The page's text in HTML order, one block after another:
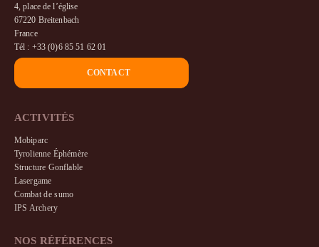
4, place de l’église
67220 Breitenbach
France
Tél : +33 (0)6 85 51 62 01
CONTACT
ACTIVITÉS
Mobiparc
Tyrolienne Éphémère
Structure Gonflable
Lasergame
Combat de sumo
IPS Archery
NOS RÉFÉRENCES